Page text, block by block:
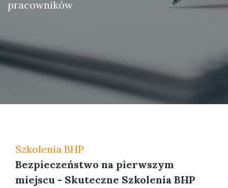
pracowników
Szkolenia BHP
Bezpieczeństwo na pierwszym
miejscu - Skuteczne Szkolenia BHP